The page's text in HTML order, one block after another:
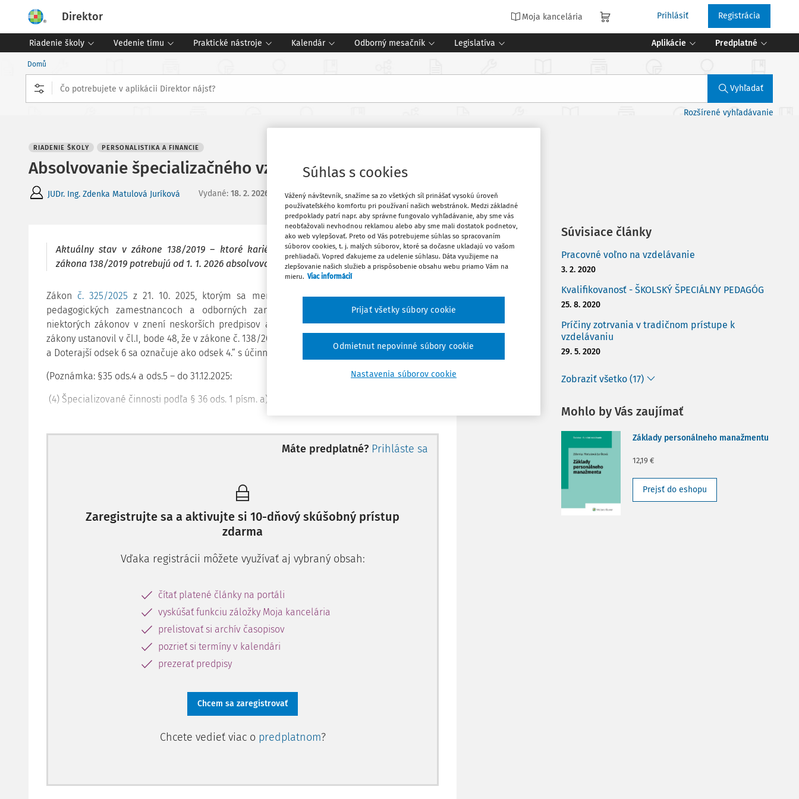
Direktor Moja kancelária Prihlásiť Registrácia
Riadenie školy Vedenie tímu Praktické nástroje Kalendár Odborný mesačník Legislatíva Aplikácie Predplatné
Domů
Vyhľadať
Rozšírené vyhľadávanie
RIADENIE ŠKOLY PERSONALISTIKA A FINANCIE
Absolvovanie špecializačného vzdelávania
JUDr. Ing. Zdenka Matulová Juríková Vydané: 18. 2. 2026 3 minúty čítania
Aktuálny stav v zákone 138/2019 – ktoré kariérové pozície v zmysle paragrafu 36
zákona 138/2019 potrebujú od 1. 1. 2026 absolvovanie špecializačného vzdelávania?
Zákon č. 325/2025 z 21. 10. 2025, ktorým sa mení a dopĺňa zákon č. 138/2019 Z. z. o
pedagogických zamestnancoch a odborných zamestnancoch a o zmene a doplnení
niektorých zákonov v znení neskorších predpisov a ktorým sa menia a dopĺňajú niektoré
zákony ustanovil v čl.I, bode 48, že v zákone č. 138/2019 Z. z. „V § 35 sa vypúšťajú odseky 4 a 5.
a Doterajší odsek 6 sa označuje ako odsek 4.“ s účinnosťou od 1.1.2026.
(Poznámka: §35 ods.4 a ods.5 – do 31.12.2025:
(4) Špecializované činnosti podľa § 36 ods. 1 písm. a), i), j) a m) a
Máte predplatné? Prihláste sa
Zaregistrujte sa a aktivujte si 10-dňový skúšobný prístup
zdarma
Vďaka registrácii môžete využívať aj vybraný obsah:
čítať platené články na portáli
vyskúšať funkciu záložky Moja kancelária
prelistovať si archív časopisov
pozrieť si termíny v kalendári
prezerať predpisy
Chcem sa zaregistrovať
Chcete vedieť viac o predplatnom?
Vytlačiť
Súvisiace články
Pracovné voľno na vzdelávanie
3. 2. 2020
Kvalifikovanosť - ŠKOLSKÝ ŠPECIÁLNY PEDAGÓG
25. 8. 2020
Príčiny zotrvania v tradičnom prístupe k
vzdelávaniu
29. 5. 2020
Zobraziť všetko (17)
Mohlo by Vás zaujímať
Základy personálneho manažmentu
12,19 €
Prejsť do eshopu
Súhlas s cookies
Vážený návštevník, snažíme sa zo všetkých síl prinášať vysokú úroveň
používateľského komfortu pri používaní našich webstránok. Medzi základné
predpoklady patrí napr. aby správne fungovalo vyhľadávanie, aby sme vás
neobťažovali nevhodnou reklamou alebo aby sme mali dostatok podnetov,
ako web vylepšovať. Preto od Vás potrebujeme súhlas so spracovaním
súborov cookies, t. j. malých súborov, ktoré sa dočasne ukladajú vo vašom
prehliadači. Vopred ďakujeme za udelenie súhlasu. Dáta využijeme na
zlepšovanie našich služieb a prispôsobenie obsahu webu priamo Vám na
mieru. Viac informácií
Nastavenia súborov cookie
Odmietnut nepovinné súbory cookie
Prijať všetky súbory cookie